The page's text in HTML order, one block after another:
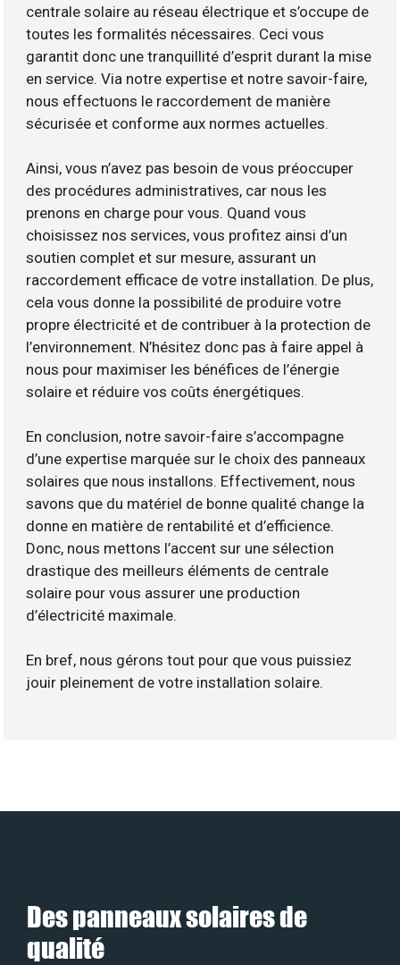
centrale solaire au réseau électrique et s’occupe de
toutes les formalités nécessaires. Ceci vous
garantit donc une tranquillité d’esprit durant la mise
en service. Via notre expertise et notre savoir-faire,
nous effectuons le raccordement de manière
sécurisée et conforme aux normes actuelles.
Ainsi, vous n’avez pas besoin de vous préoccuper
des procédures administratives, car nous les
prenons en charge pour vous. Quand vous
choisissez nos services, vous profitez ainsi d’un
soutien complet et sur mesure, assurant un
raccordement efficace de votre installation. De plus,
cela vous donne la possibilité de produire votre
propre électricité et de contribuer à la protection de
l’environnement. N’hésitez donc pas à faire appel à
nous pour maximiser les bénéfices de l’énergie
solaire et réduire vos coûts énergétiques.
En conclusion, notre savoir-faire s’accompagne
d’une expertise marquée sur le choix des panneaux
solaires que nous installons. Effectivement, nous
savons que du matériel de bonne qualité change la
donne en matière de rentabilité et d’efficience.
Donc, nous mettons l’accent sur une sélection
drastique des meilleurs éléments de centrale
solaire pour vous assurer une production
d’électricité maximale.
En bref, nous gérons tout pour que vous puissiez
jouir pleinement de votre installation solaire.
Des panneaux solaires de
qualité